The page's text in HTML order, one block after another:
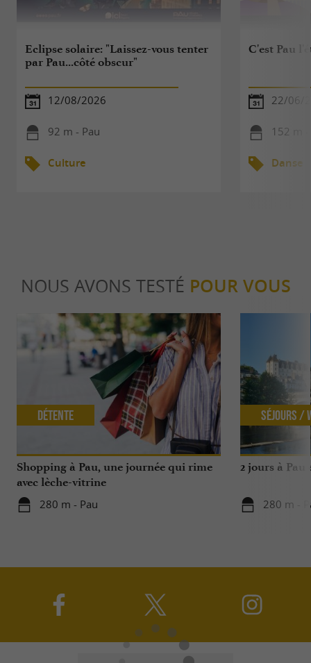
Eclipse solaire: "Laissez-vous tenter
par Pau...côté obscur"
12/08/2026
92 m - Pau
Culture
C'est Pau
22/06/
152 m -
Danse
NOUS AVONS TESTÉ POUR VOUS
Shopping à Pau, une journée qui rime
avec lèche-vitrine
280 m - Pau
Détente
2 jours à
280 m -
Séjours /